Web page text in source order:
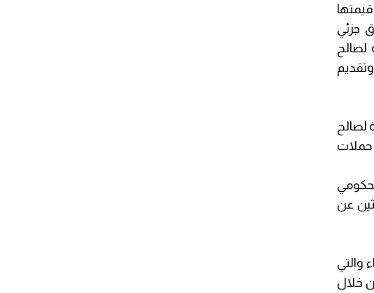
قيمتها
جزئي
عمالية لصالح
وتقديم
العمل عملت على تدقيق واعتماد 16 ميزانية لصالح
الجمعيات التعاونية، متابعة ومعالجة وتدقيق 818 قضاي الجمعيات تعاونية قائمة، كما أنها نفذت 8 حملات
الحكومي
عن
والتي
خلال